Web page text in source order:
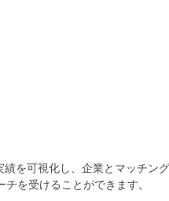
を可視化し、企業とマッチン
を受けることができます。